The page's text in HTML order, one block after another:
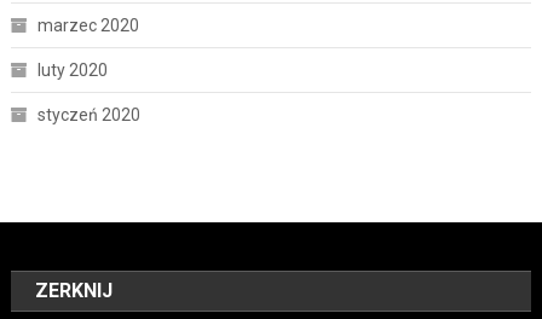
marzec 2020
luty 2020
styczeń 2020
ZERKNIJ